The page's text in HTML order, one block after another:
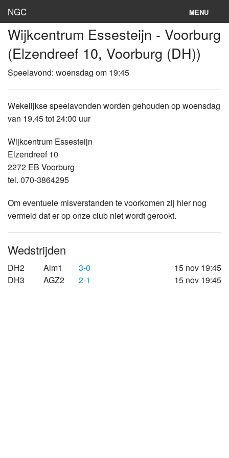
NGC MENU
Inloggen
Stand
Rooster
Teams
Clubs
Lokaties
Archief
Wijkcentrum Essesteijn - Voorburg
(Elzendreef 10, Voorburg (DH))
Speelavond: woensdag om 19:45
Wekelijkse speelavonden worden gehouden op woensdag
van 19.45 tot 24:00 uur
Wijkcentrum Essesteijn
Elzendreef 10
2272 EB Voorburg
tel. 070-3864295
Om eventuele misverstanden te voorkomen zij hier nog
vermeld dat er op onze club niet wordt gerookt.
Wedstrijden
DH2 Alm1 3-0
15 nov 19:45
DH3
AGZ2 2-1 15 nov 19:45